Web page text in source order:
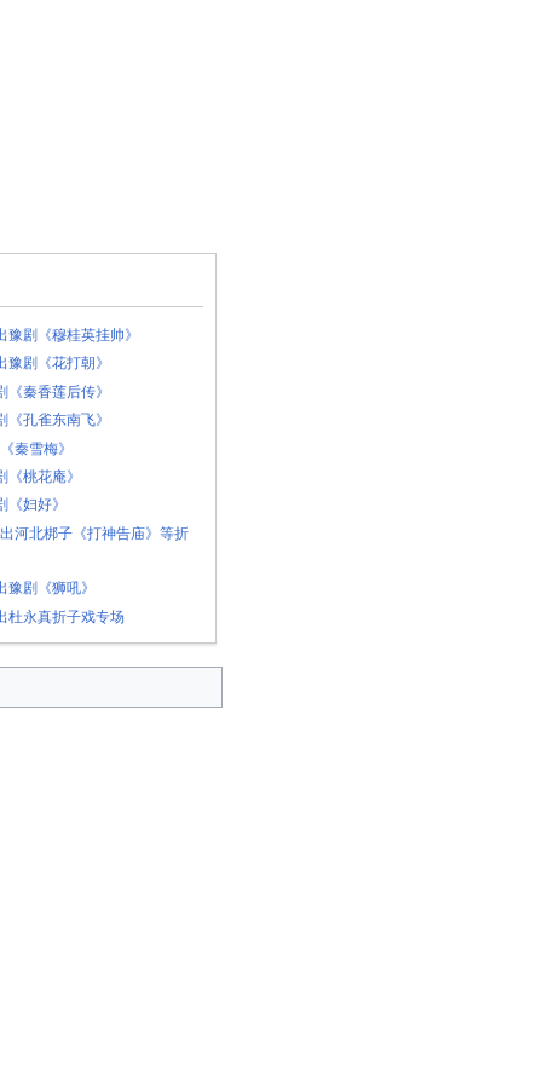
剧《穆桂英挂帅》
剧《花打朝》
秦香莲后传》
孔雀东南飞》
秦雪梅》
桃花庵》
妇好》
河北梆子《打神告庙》等折
剧《狮吼》
杜永真折子戏专场